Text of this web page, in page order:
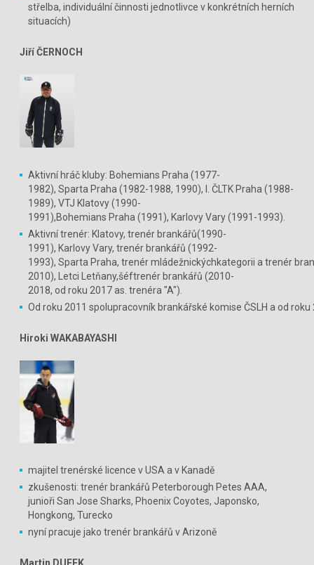
střelba, individuální činnosti jednotlivce v konkrétních herních
situacích)
Jiří ČERNOCH
Aktivní hráč kluby: Bohemians Praha (1977-
1982), Sparta Praha (1982-1988, 1990), I. ČLTK Praha (1988-
1989), VTJ Klatovy (1990-
1991),Bohemians Praha (1991), Karlovy Vary (1991-1993).
Aktivní trenér: Klatovy, trenér brankářů(1990-
1991), Karlovy Vary, trenér brankářů (1992-
1993), Sparta Praha, trenér mládežnickýchkategorii a trenér
2010), Letci Letňany,šéftrenér brankářů (2010-
2018, od roku 2017 as. trenéra "A").
Od roku 2011 spolupracovník brankářské komise ČSLH a od
Hiroki WAKABAYASHI
majitel trenérské licence v USA a v Kanadě
zkušenosti: trenér brankářů Peterborough Petes AAA,
junioři San Jose Sharks, Phoenix Coyotes, Japonsko,
Hongkong, Turecko
nyní pracuje jako trenér brankářů v Arizoně